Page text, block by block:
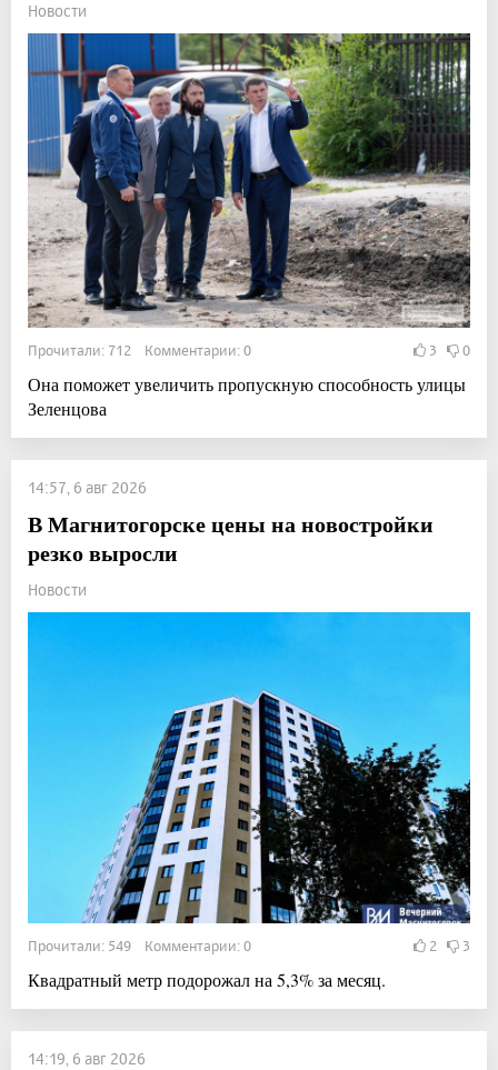
Новости
Прочитали: 712 Комментарии: 0 3 0
Она поможет увеличить пропускную способность улицы
Зеленцова
14:57, 6 авг 2026
В Магнитогорске цены на новостройки
резко выросли
Новости
Прочитали: 549 Комментарии: 0 2 3
Квадратный метр подорожал на 5,3% за месяц.
14:19, 6 авг 2026